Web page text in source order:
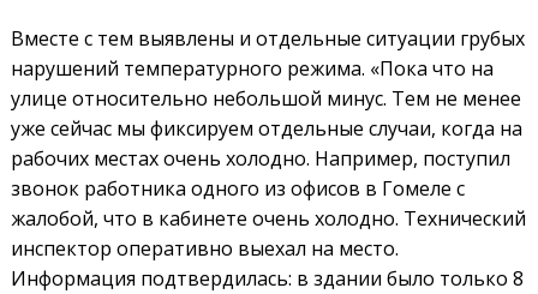
Вместе с тем выявлены и отдельные ситуации грубых
нарушений температурного режима. «Пока что на
улице относительно небольшой минус. Тем не менее
уже сейчас мы фиксируем отдельные случаи, когда на
рабочих местах очень холодно. Например, поступил
звонок работника одного из офисов в Гомеле с
жалобой, что в кабинете очень холодно. Технический
инспектор оперативно выехал на место.
Информация подтвердилась: в здании было только 8